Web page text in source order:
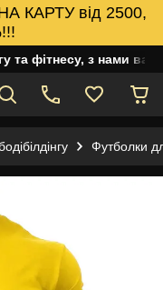
КАРТУ від 2500,
та фітнесу, з нами
Футболки